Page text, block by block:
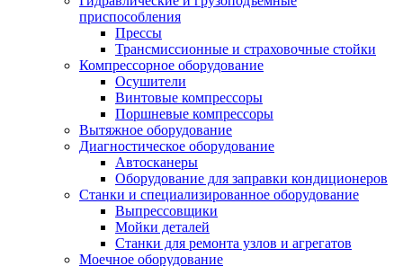
приспособления
Прессы
Трансмиссионные и страховочные стойки
Компрессорное оборудование
Осушители
Винтовые компрессоры
Поршневые компрессоры
Вытяжное оборудование
Диагностическое оборудование
Автосканеры
Оборудование для заправки кондиционеров
Станки и специализированное оборудование
Выпрессовщики
Мойки деталей
Станки для ремонта узлов и агрегатов
Моечное оборудование